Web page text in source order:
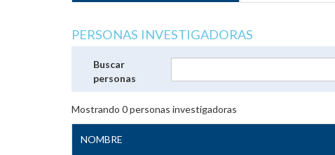
PERSONAS INVESTIGADORAS
Buscar
personas
Mostrando 0personas investigadoras
NOMBRE